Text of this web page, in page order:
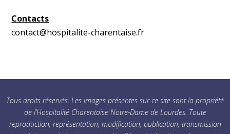
Contacts
contact@hospitalite-charentaise.fr
Tous droits réservés. Les images présentes sur ce site sont la propriété
de l’Hospitalité Charentaise Notre-Dame de Lourdes. Toute
reproduction, représentation, modification, publication, transmission